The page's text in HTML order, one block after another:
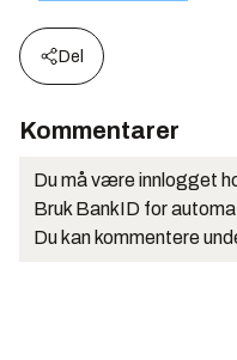
Del
Kommentarer
Du må være innlogget
Bruk BankID for
Du kan kommentere